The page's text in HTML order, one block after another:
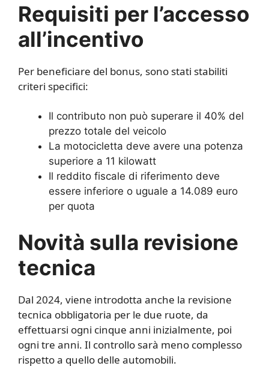
Requisiti per l’accesso
all’incentivo
Per beneficiare del bonus, sono stati stabiliti
criteri specifici:
Il contributo non può superare il 40% del
prezzo totale del veicolo
La motocicletta deve avere una potenza
superiore a 11 kilowatt
Il reddito fiscale di riferimento deve
essere inferiore o uguale a 14.089 euro
per quota
Novità sulla revisione
tecnica
Dal 2024, viene introdotta anche la revisione
tecnica obbligatoria per le due ruote, da
effettuarsi ogni cinque anni inizialmente, poi
ogni tre anni. Il controllo sarà meno complesso
rispetto a quello delle automobili.